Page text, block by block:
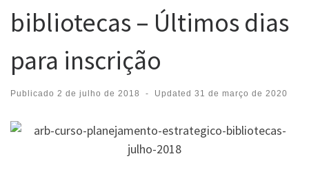
bibliotecas – Últimos dias
para inscrição
Publicado 2 de julho de 2018 - Updated 31 de março de 2020